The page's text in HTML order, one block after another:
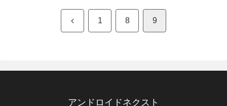
前 1 8 9
アンドロイドネクスト